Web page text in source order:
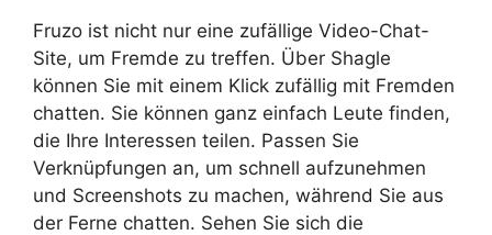
Fruzo ist nicht nur eine zufällige Video-Chat-
Site, um Fremde zu treffen. Über Shagle
können Sie mit einem Klick zufällig mit Fremden
chatten. Sie können ganz einfach Leute finden,
die Ihre Interessen teilen. Passen Sie
Verknüpfungen an, um schnell aufzunehmen
und Screenshots zu machen, während Sie aus
der Ferne chatten. Sehen Sie sich die